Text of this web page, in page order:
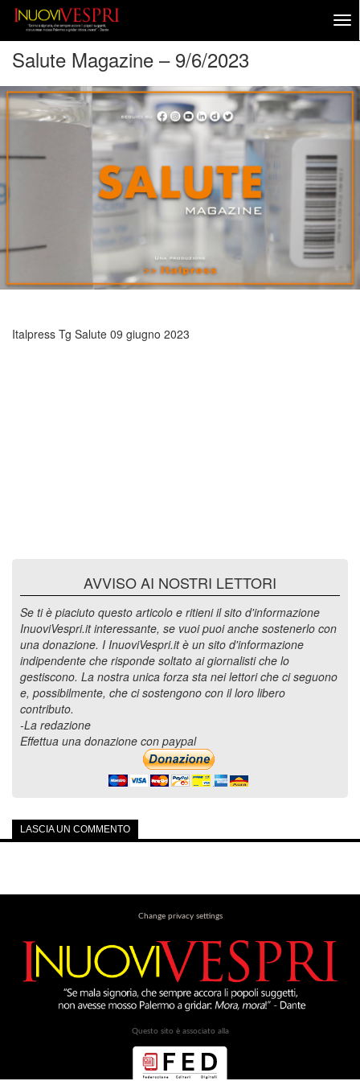
Salute Magazine – 9/6/2023
Italpress Tg Salute 09 giugno 2023
AVVISO AI NOSTRI LETTORI
Se ti è piaciuto questo articolo e ritieni il sito d'informazione
InuoviVespri.it interessante, se vuoi puoi anche sostenerlo con
una donazione. I InuoviVespri.it è un sito d'informazione
indipendente che risponde soltato ai giornalisti che lo
gestiscono. La nostra unica forza sta nei lettori che ci seguono
e, possibilmente, che ci sostengono con il loro libero
contributo.
-La redazione
Effettua una donazione con paypal
LASCIA UN COMMENTO
Change privacy settings
Questo sito è associato alla